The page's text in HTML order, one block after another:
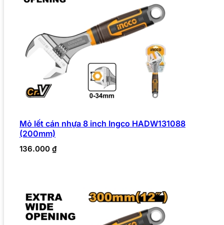
Mỏ lết cán nhựa 8 inch Ingco HADW131088
(200mm)
136.000 ₫